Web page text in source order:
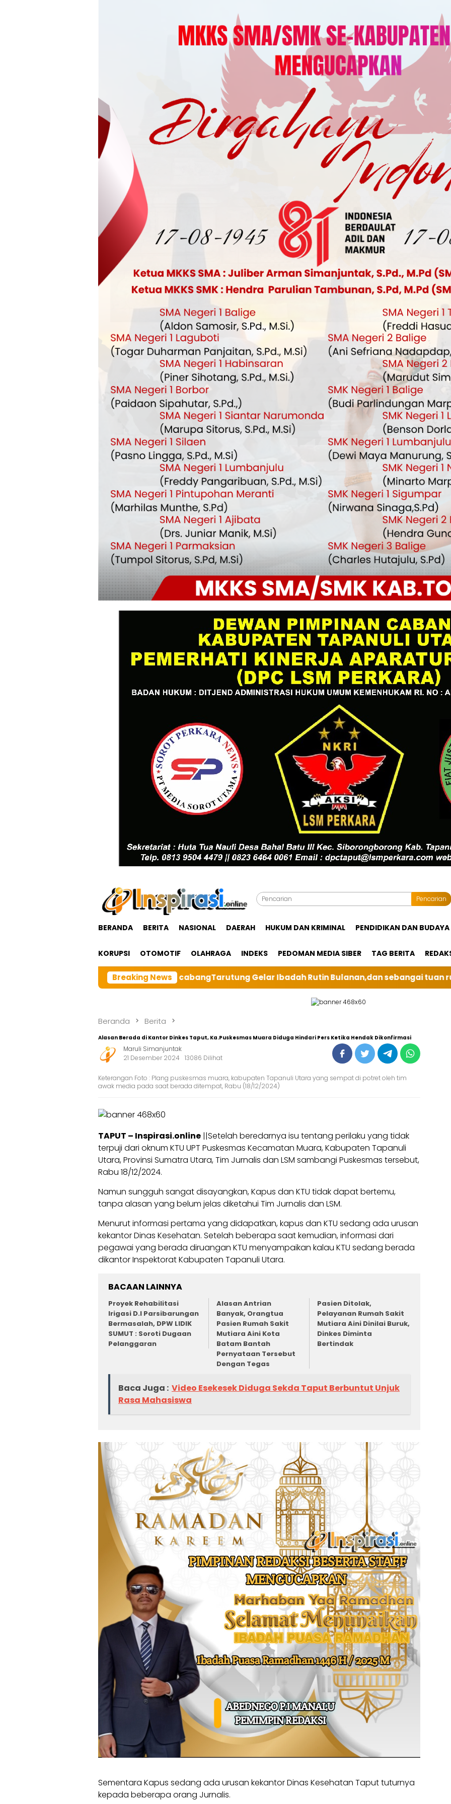
Pencarian
BERANDA BERITA NASIONAL DAERAH HUKUM DAN KRIMINAL PENDIDIKAN DAN BUDAYA
KORUPSI OTOMOTIF OLAHRAGA INDEKS PEDOMAN MEDIA SIBER TAG BERITA
Breaking News
Besar BRI cabangTarutung Gelar Ibadah Rutin Bulanan,dan sebangai tuan rumah kali ini BRI Unit Silindung
Beranda Berita
Alasan Berada di Kantor Dinkes Taput, Ka.Puskesmas Muara Diduga Hindari Pers Ketika Hendak Dikonfirmasi
Maruli Simanjuntak
21 Desember 2024 13086 Dilihat
Keterangan Foto : Plang puskesmas muara, kabupaten Tapanuli Utara yang sempat di potret oleh tim
awak media pada saat berada ditempat, Rabu (18/12/2024)
TAPUT – Inspirasi.online ||Setelah beredarnya isu tentang perilaku yang tidak
terpuji dari oknum KTU UPT Puskesmas Kecamatan Muara, Kabupaten Tapanuli
Utara, Provinsi Sumatra Utara, Tim Jurnalis dan LSM sambangi Puskesmas tersebut,
Rabu 18/12/2024.
Namun sungguh sangat disayangkan, Kapus dan KTU tidak dapat bertemu,
tanpa alasan yang belum jelas diketahui Tim Jurnalis dan LSM.
Menurut informasi pertama yang didapatkan, kapus dan KTU sedang ada urusan
kekantor Dinas Kesehatan. Setelah beberapa saat kemudian, informasi dari
pegawai yang berada diruangan KTU menyampaikan kalau KTU sedang berada
dikantor Inspektorat Kabupaten Tapanuli Utara.
BACAAN LAINNYA
Proyek Rehabilitasi
Irigasi D.I Parsibarungan
Bermasalah, DPW LIDIK
SUMUT : Soroti Dugaan
Pelanggaran
Alasan Antrian
Banyak, Orangtua
Pasien Rumah Sakit
Mutiara Aini Kota
Batam Bantah
Pernyataan Tersebut
Dengan Tegas
Pasien Ditolak,
Pelayanan Rumah Sakit
Mutiara Aini Dinilai Buruk,
Dinkes Diminta
Bertindak
Baca Juga : Video Esekesek Diduga Sekda Taput Berbuntut Unjuk
Rasa Mahasiswa
Sementara Kapus sedang ada urusan kekantor Dinas Kesehatan Taput tuturnya
kepada beberapa orang Jurnalis.